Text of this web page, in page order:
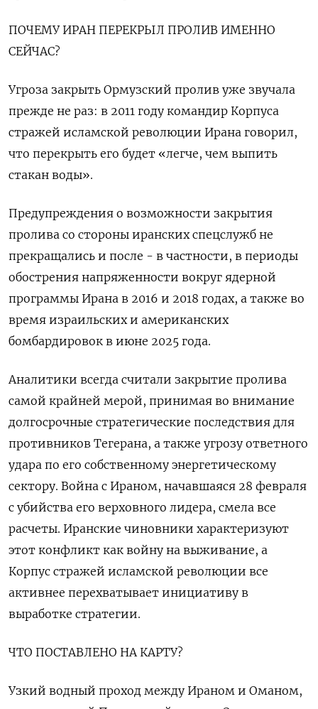
ПОЧЕМУ ИРАН ПЕРЕКРЫЛ ПРОЛИВ ИМЕННО
‌СЕЙЧАС?
Угроза закрыть Ормузский пролив уже звучала
прежде не раз: в 2011 году командир Корпуса
стражей исламской революции Ирана говорил,
что перекрыть его будет «легче, чем выпить
стакан воды».
Предупреждения о возможности закрытия
пролива со стороны иранских спецслужб не
прекращались и после - в частности, в периоды
обострения напряженности вокруг ядерной
программы Ирана в 2016 и 2018 годах, а также во
время израильских и американских
бомбардировок в июне 2025 года.
Аналитики всегда считали закрытие пролива
самой крайней мерой, принимая во внимание
долгосрочные ​стратегические последствия для
противников Тегерана, а также угрозу ответного
удара по его собственному ​энергетическому
сектору. Война с Ираном, начавшаяся 28 февраля
с убийства его верховного лидера, смела все ​
расчеты. Иранские ⁠чиновники характеризуют
этот конфликт как войну на выживание, а
Корпус стражей исламской революции все
активнее перехватывает инициативу в
выработке стратегии.
ЧТО ПОСТАВЛЕНО НА КАРТУ?
Узкий водный проход между Ираном и Оманом,